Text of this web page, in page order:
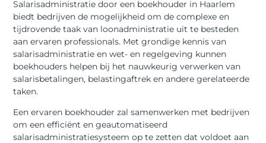
Salarisadministratie door een boekhouder in Haarlem
biedt bedrijven de mogelijkheid om de complexe en
tijdrovende taak van loonadministratie uit te besteden
aan ervaren professionals. Met grondige kennis van
salarisadministratie en wet- en regelgeving kunnen
boekhouders helpen bij het nauwkeurig verwerken van
salarisbetalingen, belastingaftrek en andere gerelateerde
taken.
Een ervaren boekhouder zal samenwerken met bedrijven
om een efficiënt en geautomatiseerd
salarisadministratiesysteem op te zetten dat voldoet aan